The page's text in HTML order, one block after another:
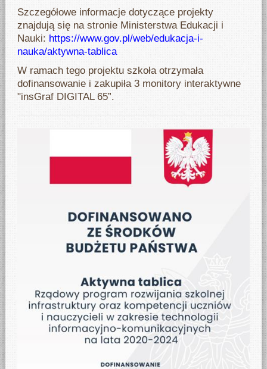
Szczegółowe informacje dotyczące projekty
znajdują się na stronie Ministerstwa Edukacji i
Nauki: https://www.gov.pl/web/edukacja-i-
nauka/aktywna-tablica
W ramach tego projektu szkoła otrzymała
dofinansowanie i zakupiła 3 monitory interaktywne
"insGraf DIGITAL 65”.